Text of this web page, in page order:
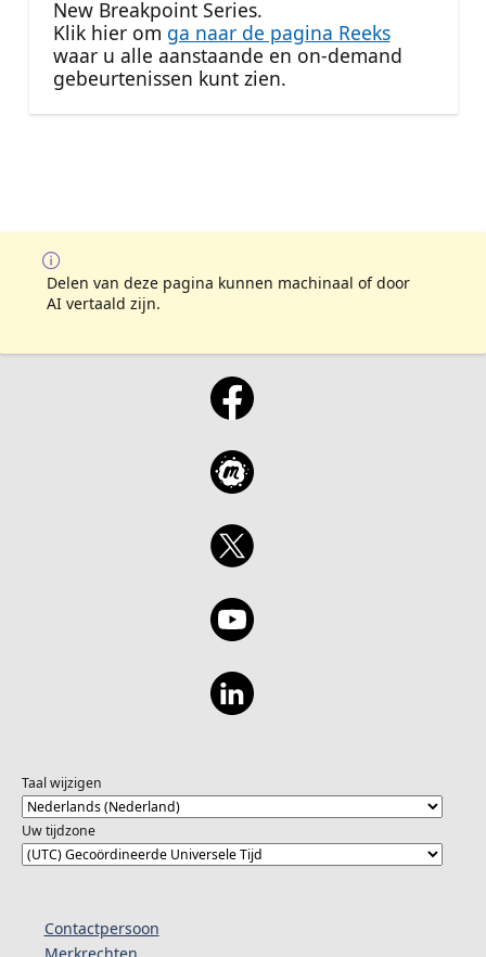
New Breakpoint Series.
Klik hier om ga naar de pagina Reeks
waar u alle aanstaande en on-demand
gebeurtenissen kunt zien.
Delen van deze pagina kunnen machinaal of door
AI vertaald zijn.
Taal wijzigen
Uw tijdzone
Contactpersoon